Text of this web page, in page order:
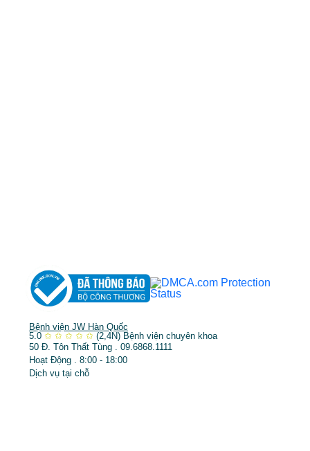
Bệnh viện JW Hàn Quốc
5.0 ✩ ✩ ✩ ✩ ✩ (2,4N) Bệnh viện chuyên khoa
50 Đ. Tôn Thất Tùng . 09.6868.1111
Hoạt Động . 8:00 - 18:00
Dịch vụ tại chỗ